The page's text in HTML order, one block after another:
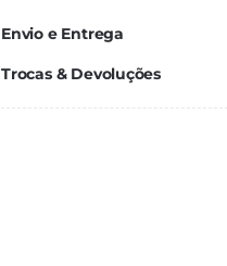
Envio e Entrega
Trocas & Devoluções